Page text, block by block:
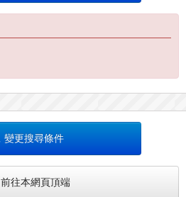
變更搜尋條件
前往本網頁頂端